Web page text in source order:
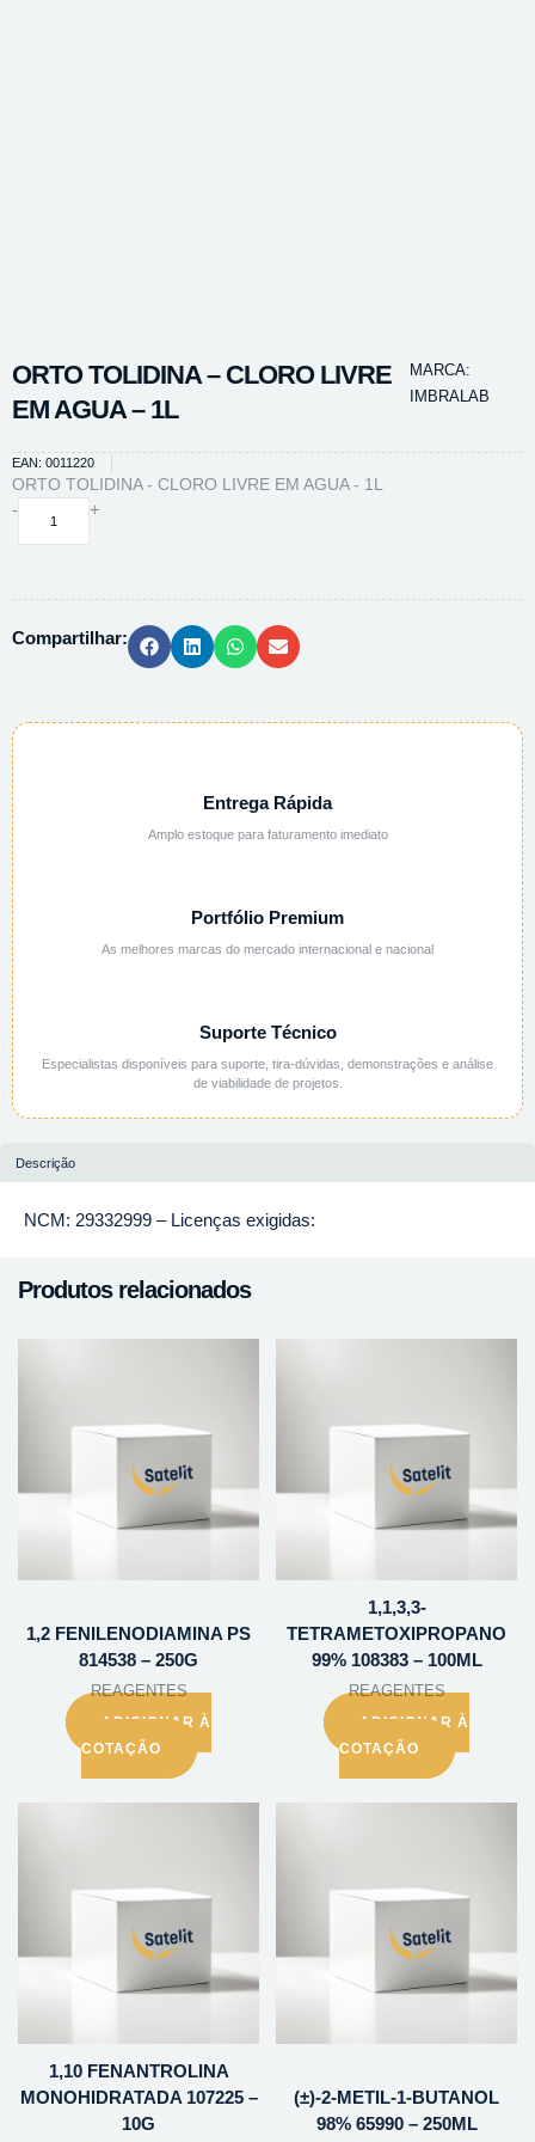
ORTO TOLIDINA – CLORO LIVRE
EM AGUA – 1L
MARCA:
IMBRALAB
EAN: 0011220
ORTO TOLIDINA - CLORO LIVRE EM AGUA - 1L
-
ORTO
EM
1L
quantidade
+
Compartilhar:
Entrega Rápida
Amplo estoque para faturamento imediato
Portfólio Premium
As melhores marcas do mercado internacional e nacional
Suporte Técnico
Especialistas disponíveis para suporte, tira-dúvidas, demonstrações e análise
de viabilidade de projetos.
Descrição
NCM: 29332999 – Licenças exigidas:
Produtos relacionados
1,2 FENILENODIAMINA PS
814538 – 250G
REAGENTES
ADICIONAR À
COTAÇÃO
1,1,3,3-
TETRAMETOXIPROPANO
99% 108383 – 100ML
REAGENTES
ADICIONAR À
COTAÇÃO
1,10 FENANTROLINA
MONOHIDRATADA 107225 –
10G
(±)-2-METIL-1-BUTANOL
98% 65990 – 250ML